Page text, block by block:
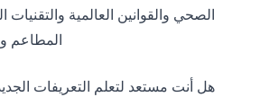
الصحي والقوانين العالمية
المطاعم
هل أنت مستعد لتعلم التعريفات